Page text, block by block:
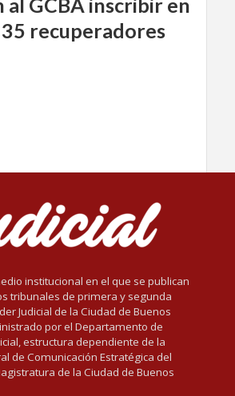
al GCBA inscribir en
35 recuperadores
institucional en el que se publican
tribunales de primera y segunda
Judicial de la Ciudad de Buenos
por el Departamento de
estructura dependiente de la
de Comunicación Estratégica del
de la Ciudad de Buenos